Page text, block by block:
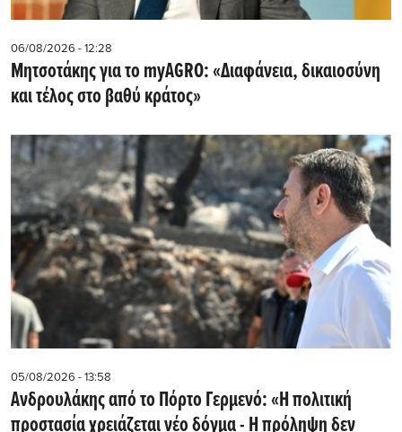
06/08/2026 - 12:28
Μητσοτάκης για το myAGRO: «Διαφάνεια, δικαιοσύνη
και τέλος στο βαθύ κράτος»
05/08/2026 - 13:58
Ανδρουλάκης από το Πόρτο Γερμενό: «Η πολιτική
προστασία χρειάζεται νέο δόγμα - Η πρόληψη δεν